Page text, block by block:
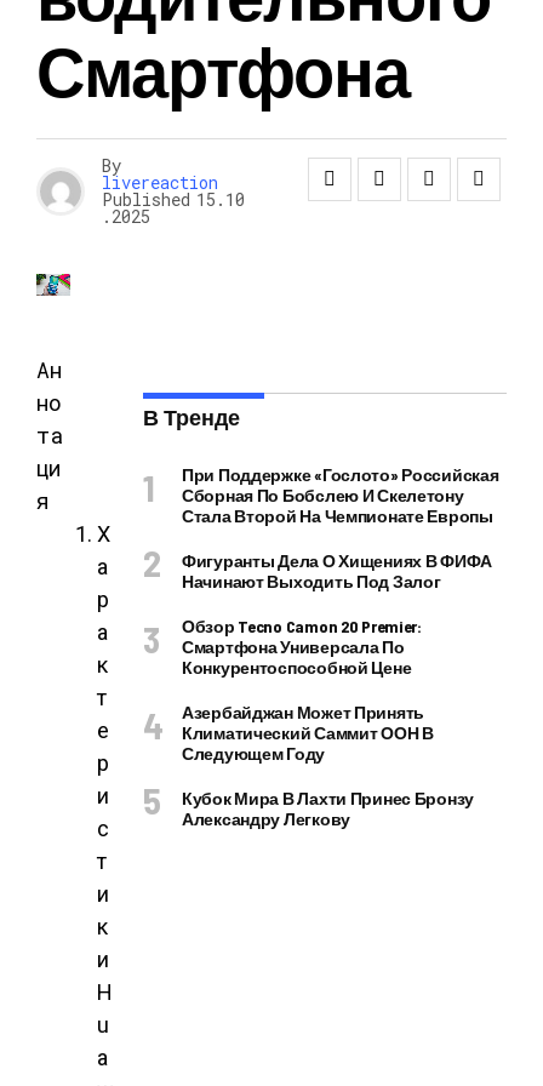
Смартфона
By
livereaction
Published 15.10
.2025
Ан
но
та
ци
я
Х
а
р
а
к
т
е
р
и
с
т
и
к
и
H
u
a
В Тренде
При Поддержке «Гослото» Российская
Сборная По Бобслею И Скелетону
Стала Второй На Чемпионате Европы
Фигуранты Дела О Хищениях В ФИФА
Начинают Выходить Под Залог
Обзор Tecno Camon 20 Premier:
Смартфона Универсала По
Конкурентоспособной Цене
Азербайджан Может Принять
Климатический Саммит ООН В
Следующем Году
Кубок Мира В Лахти Принес Бронзу
Александру Легкову